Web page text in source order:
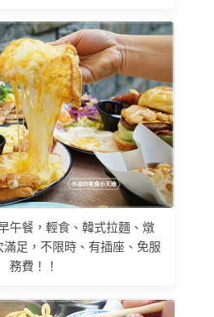
午餐，輕食、韓式拉麵、燉
足，不限時、有插座、免服
務費！！